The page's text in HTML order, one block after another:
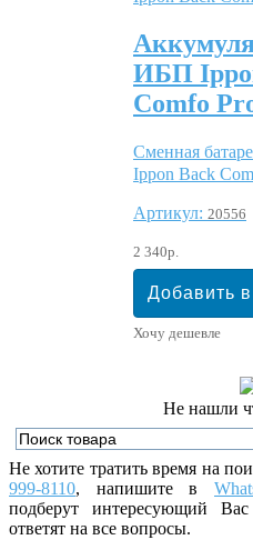
ИБП
Comfo
Сменная
Ippon Back
Артикул: 20556
2 340р.
Хочу дешевле
Не нашли
Не хотите тратить время на
999-8110, напишитев
подберут интересующий
ответят на все вопросы.